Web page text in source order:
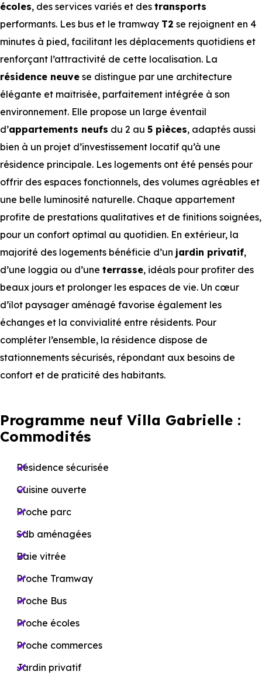
écoles, des services variés et des transports
performants. Les bus et le tramway T2 se rejoignent en 4
minutes à pied, facilitant les déplacements quotidiens et
renforçant l’attractivité de cette localisation. La
résidence neuve se distingue par une architecture
élégante et maîtrisée, parfaitement intégrée à son
environnement. Elle propose un large éventail
d’appartements neufs du 2 au 5 pièces, adaptés aussi
bien à un projet d’investissement locatif qu’à une
résidence principale. Les logements ont été pensés pour
offrir des espaces fonctionnels, des volumes agréables et
une belle luminosité naturelle. Chaque appartement
profite de prestations qualitatives et de finitions soignées,
pour un confort optimal au quotidien. En extérieur, la
majorité des logements bénéficie d’un jardin privatif,
d’une loggia ou d’une terrasse, idéals pour profiter des
beaux jours et prolonger les espaces de vie. Un cœur
d’îlot paysager aménagé favorise également les
échanges et la convivialité entre résidents. Pour
compléter l’ensemble, la résidence dispose de
stationnements sécurisés, répondant aux besoins de
confort et de praticité des habitants.
Programme neuf Villa Gabrielle :
Commodités
Résidence sécurisée
Cuisine ouverte
Proche parc
Sdb aménagées
Baie vitrée
Proche Tramway
Proche Bus
Proche écoles
Proche commerces
Jardin privatif